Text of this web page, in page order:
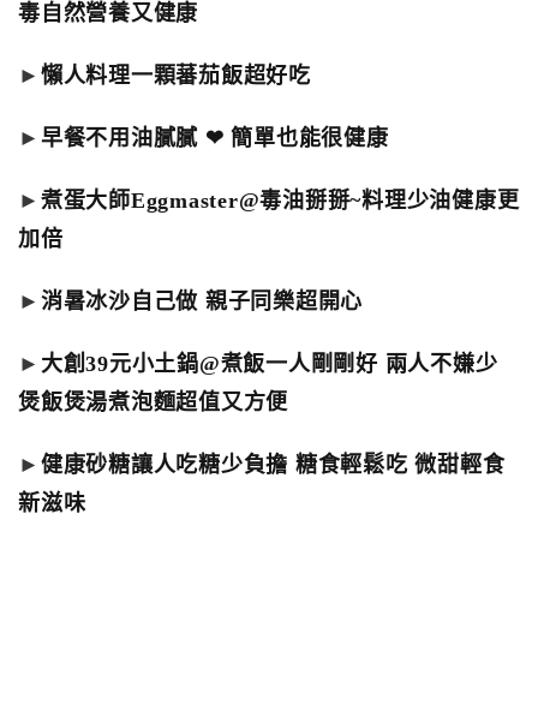
毒自然營養又健康
► 懶人料理一顆蕃茄飯超好吃
► 早餐不用油膩膩 ❤ 簡單也能很健康
► 煮蛋大師Eggmaster@毒油掰掰~料理少油健康更
加倍
► 消暑冰沙自己做 親子同樂超開心
► 大創39元小土鍋@煮飯一人剛剛好 兩人不嫌少
煲飯煲湯煮泡麵超值又方便
► 健康砂糖讓人吃糖少負擔 糖食輕鬆吃 微甜輕食
新滋味